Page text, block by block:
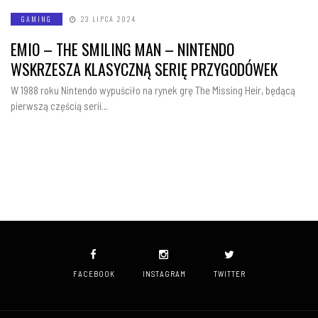
GAMING 23 LIPCA 2024
EMIO – THE SMILING MAN – NINTENDO
WSKRZESZA KLASYCZNĄ SERIĘ PRZYGODÓWEK
W 1988 roku Nintendo wypuściło na rynek grę The Missing Heir, będącą
pierwszą częścią serii…
FACEBOOK INSTAGRAM TWITTER